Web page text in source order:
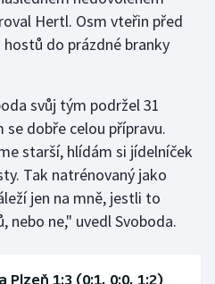
Hertl. Osm vteřin před
do prázdné branky
svůj tým podržel 31
dobře celou přípravu.
starší, hlídám si jídelníček
Tak natrénovaný jako
jen na mně, jestli to
nebo ne," uvedl Svoboda.
Plzeň 1:3 (0:1, 0:0, 1:2)